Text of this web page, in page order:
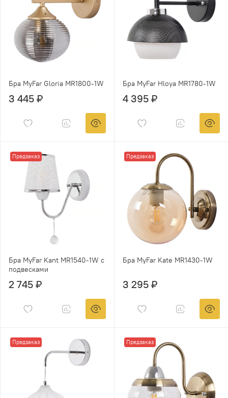
Бра MyFar Gloria MR1800-1W
3 445 ₽
Бра MyFar Hloya MR1780-1W
4 395 ₽
Предзаказ
Бра MyFar Kant MR1540-1W с
подвесками
2 745 ₽
Предзаказ
Бра MyFar Kate MR1430-1W
3 295 ₽
Предзаказ Предзаказ